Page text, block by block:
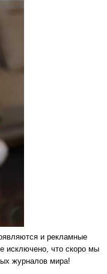
и рекламные
исключено, что скоро мы
журналов мира!